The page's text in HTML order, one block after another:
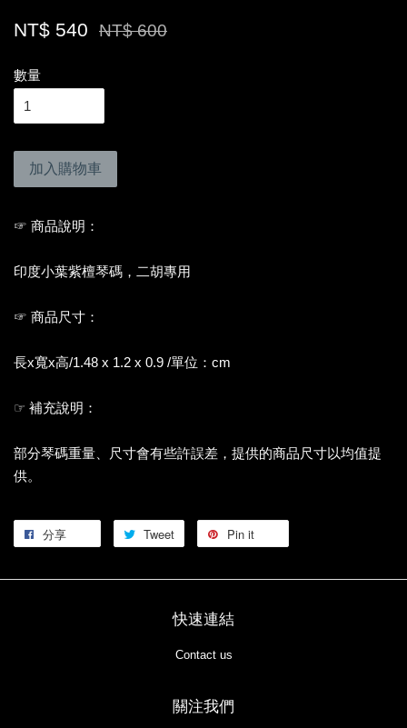
NT$ 540 NT$ 600
數量
加入購物車
☞ 商品說明：
印度小葉紫檀琴碼，二胡專用
☞ 商品尺寸：
長x寬x高/1.48 x 1.2 x 0.9 /單位：cm
☞ 補充說明：
部分琴碼重量、尺寸會有些許誤差，提供的商品尺寸以均值提
供。
分享 Tweet Pin it
快速連結
Contact us
關注我們